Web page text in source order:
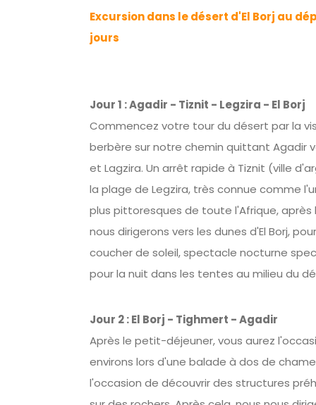
Excursion dans le désert d'El Borj au
jours
Jour 1 : Agadir - Tiznit - Legzira - El Borj
Commencez votre tour du désert par la
berbère sur notre chemin quittant Agadir
et Lagzira. Un arrêt rapide à Tiznit (ville
la plage de Legzira, très connue comme
plus pittoresques de toute l'Afrique, après
nous dirigerons vers les dunes d'El Borj,
coucher de soleil, spectacle nocturne
pour la nuit dans les tentes au milieu du
Jour 2 : El Borj - Tighmert - Agadir
Après le petit-déjeuner, vous aurez
environs lors d'une balade à dos de
l'occasion de découvrir des structures